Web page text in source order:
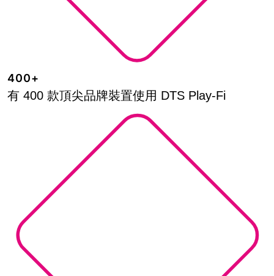
400+
有 400 款頂尖品牌裝置使用 DTS Play-Fi